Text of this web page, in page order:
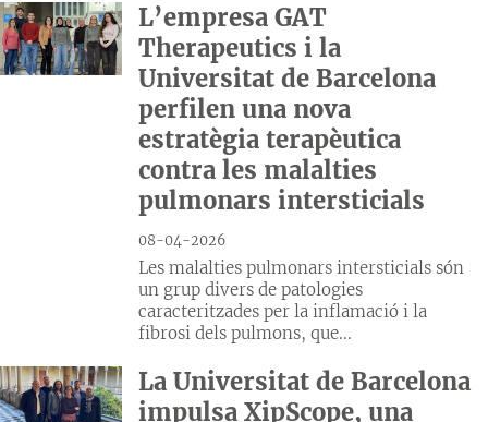
L’empresa GAT
Therapeutics i la
Universitat de Barcelona
perfilen una nova
estratègia terapèutica
contra les malalties
pulmonars intersticials
08-04-2026
Les malalties pulmonars intersticials són
un grup divers de patologies
caracteritzades per la inflamació i la
fibrosi dels pulmons, que...
La Universitat de Barcelona
impulsa XipScope, una